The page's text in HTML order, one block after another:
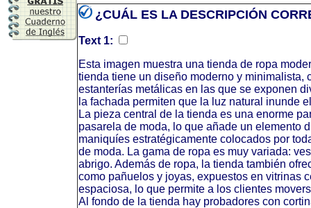
¿CUÁL ES LA DESCRIPCIÓN
Text 1:
Esta imagen muestra una tienda de ropa
tienda tiene un diseño moderno y minimalista,
estanterías metálicas en las que se exponen
la fachada permiten que la luz natural inunde
La pieza central de la tienda es una enorme
pasarela de moda, lo que añade un elemento
maniquíes estratégicamente colocados por
de moda. La gama de ropa es muy variada:
abrigo. Además de ropa, la tienda también
como pañuelos y joyas, expuestos en vitrinas
espaciosa, lo que permite a los clientes
Al fondo de la tienda hay probadores con